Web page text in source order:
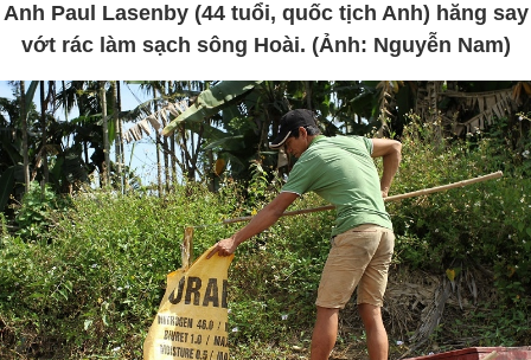
Anh Paul Lasenby (44 tuổi, quốc tịch Anh) hăng say
vớt rác làm sạch sông Hoài. (Ảnh: Nguyễn Nam)